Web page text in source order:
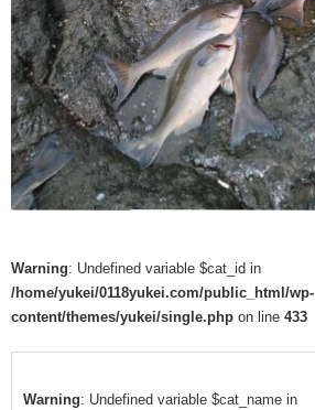
Warning: Undefined variable $cat_id in
/home/yukei/0118yukei.com/public_html/wp-
content/themes/yukei/single.php on line 433
Warning: Undefined variable $cat_name in